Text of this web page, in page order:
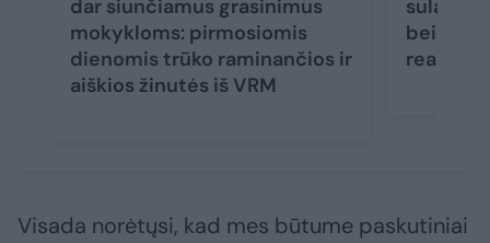
dar siunčiamus grasinimus
mokykloms: pirmosiomis
dienomis trūko raminančios ir
aiškios žinutės iš VRM
sulaukė
bei
Visada norėtųsi, kad mes būtume paskutiniai